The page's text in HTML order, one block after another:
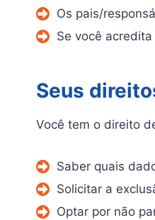
Os pais/
Se você
Seus
Você tem o direito
Saber quais
Solicitar a
Optar por não